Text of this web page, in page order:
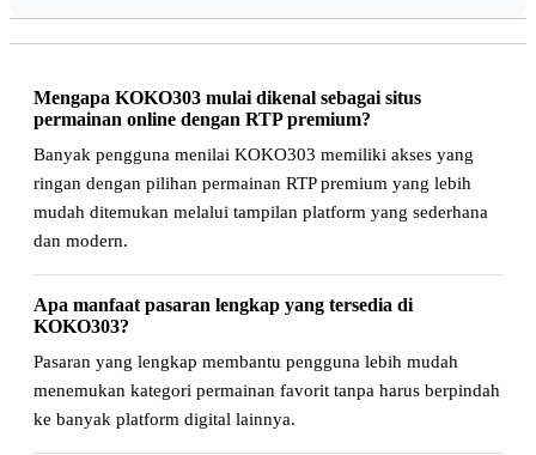
Mengapa KOKO303 mulai dikenal sebagai situs
permainan online dengan RTP premium?
Banyak pengguna menilai KOKO303 memiliki akses yang
ringan dengan pilihan permainan RTP premium yang lebih
mudah ditemukan melalui tampilan platform yang sederhana
dan modern.
Apa manfaat pasaran lengkap yang tersedia di
KOKO303?
Pasaran yang lengkap membantu pengguna lebih mudah
menemukan kategori permainan favorit tanpa harus berpindah
ke banyak platform digital lainnya.